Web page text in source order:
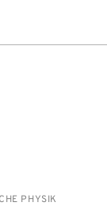
PHY­SIK